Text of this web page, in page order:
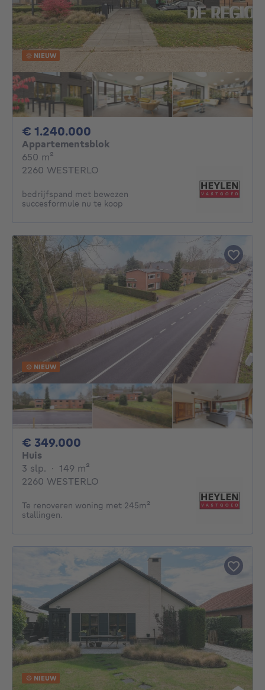
NIEUW
€ 1.240.000
Appartementsblok
650 m²
2260 WESTERLO
bedrijfspand met bewezen
succesformule nu te koop
NIEUW
€ 349.000
Huis
3 slp. 3 slaapkamers
· 149 m²
2260 WESTERLO
Te renoveren woning met 245m²
stallingen.
NIEUW